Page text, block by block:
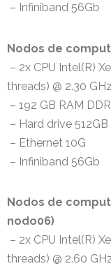
– Infiniband 56Gb
Nodos de
– 2x CPU Intel(R)
threads) @ 2.30 GHz
– 192 GB RAM
– Hard drive 512GB
– Ethernet 10G
– Infiniband 56Gb
Nodos de
nodo06)
– 2x CPU Intel(R)
threads) @ 2.60